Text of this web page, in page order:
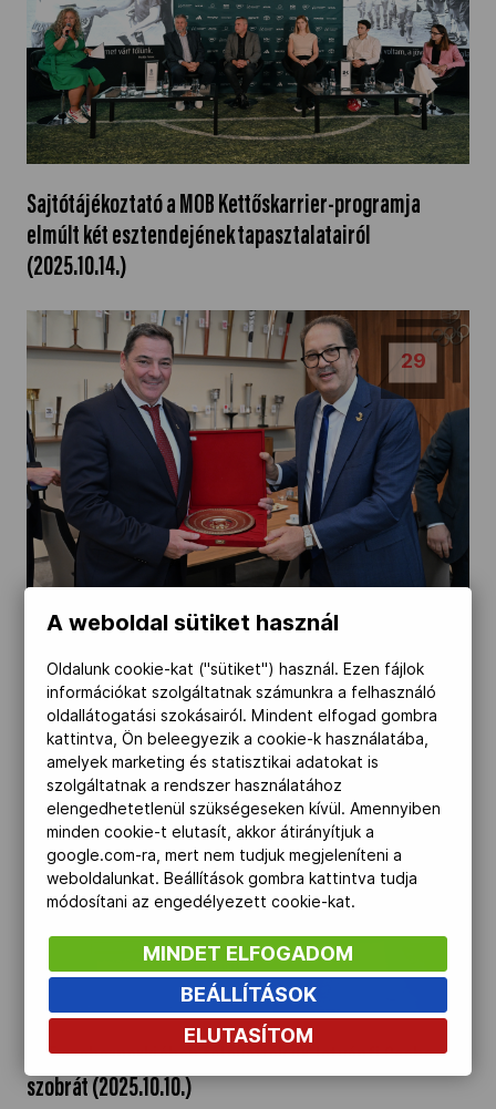
Sajtótájékoztató a MOB Kettőskarrier-programja
elmúlt két esztendejének tapasztalatairól
(2025.10.14.)
(2025.10.13.)
29
A TF szoborparkjában felavatták dr. Istvánfi Csaba
szobrát (2025.10.10.)
A weboldal sütiket használ
Oldalunk cookie-kat ("sütiket") használ. Ezen fájlok
információkat szolgáltatnak számunkra a felhasználó
oldallátogatási szokásairól. Mindent elfogad gombra
kattintva, Ön beleegyezik a cookie-k használatába,
amelyek marketing és statisztikai adatokat is
szolgáltatnak a rendszer használatához
elengedhetetlenül szükségeseken kívül. Amennyiben
minden cookie-t elutasít, akkor átirányítjuk a
google.com-ra, mert nem tudjuk megjeleníteni a
weboldalunkat. Beállítások gombra kattintva tudja
módosítani az engedélyezett cookie-kat.
MINDET ELFOGADOM
BEÁLLÍTÁSOK
ELUTASÍTOM